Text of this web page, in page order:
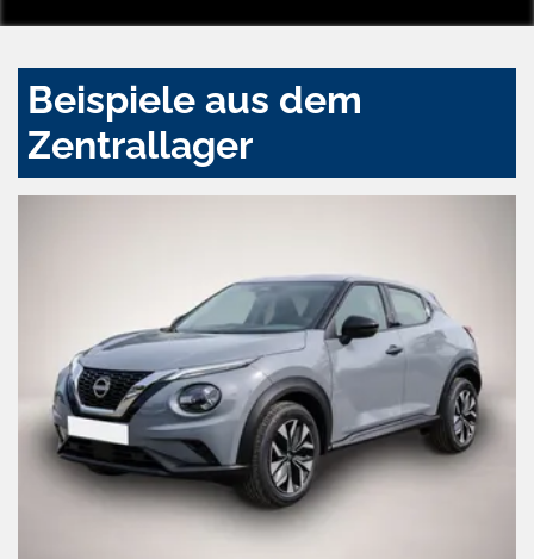
Beispiele aus dem
Zentrallager